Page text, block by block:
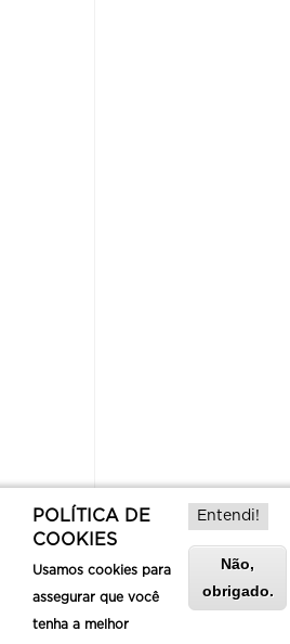
VOCÊ
POLÍTICA DE
COOKIES
Usamos cookies para
assegurar que você
tenha a melhor
Entendi!
Não,
obrigado.